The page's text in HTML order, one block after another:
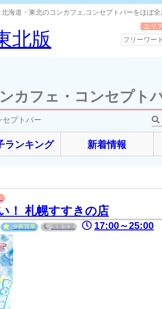
北海道・東北のコンカフェ,コンセプトバーをほぼ全
北版
エリ
カフェ・コンセプト
プトバー
ランキング 新着情報
！ 札幌すすきの店
夕夜営業 深夜営業 17:00～25:00